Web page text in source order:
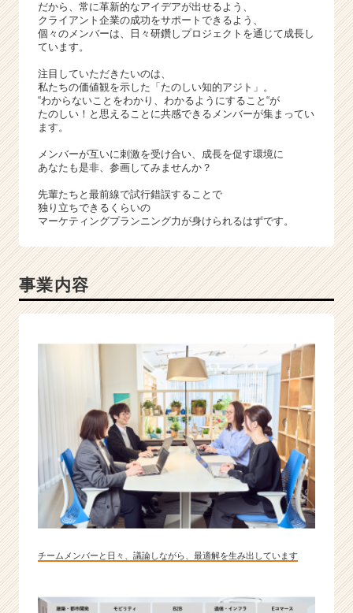
だから、常に革新的なアイデアが出せるよう、
クライアント企業の成功をサポートできるよう、
個々のメンバーは、日々研鑽しプロジェクトを通じて成長し
ています。
注目していただきたいのは、
私たちの価値観を示した「たのしい知的アジト」。
“わからないことをわかり、わかるようにすること“が
たのしい！と思えることに共感できるメンバーが集まってい
ます。
メンバーが互いに刺激を受け合い、成長を促す環境に
あなたも是非、参画してみませんか？
先輩たちと最前線で試行錯誤することで
独り立ちできるくらいの
マーケティングプランニング力が身けられるはずです。
事業内容
チームメンバーと日々、議論しながら、最適解を生み出しています